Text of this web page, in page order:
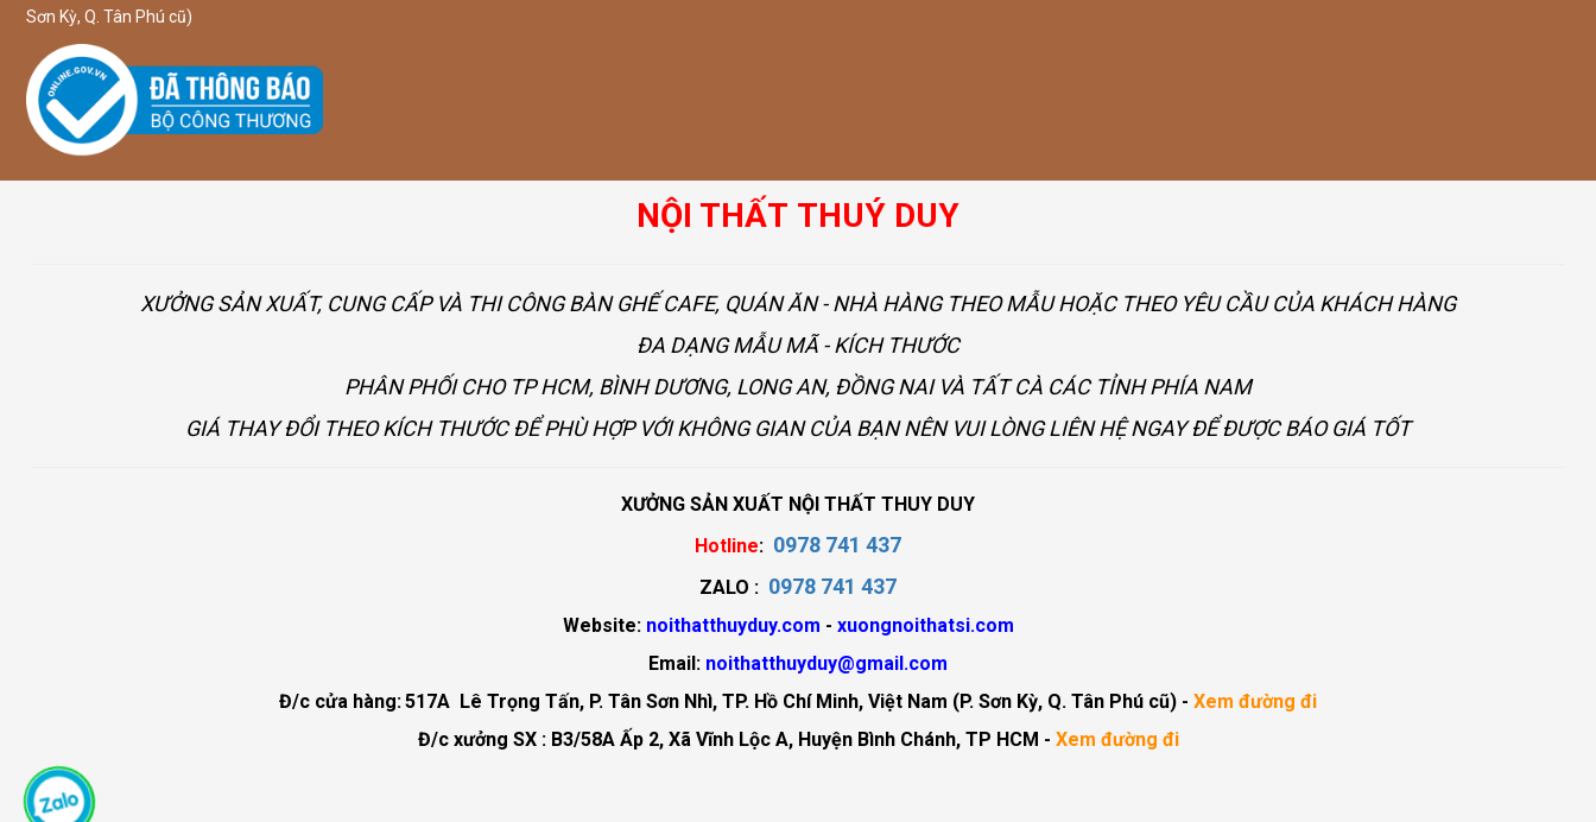
Sơn Kỳ, Q. Tân Phú cũ)
NỘI THẤT THUÝ DUY
XƯỞNG SẢN XUẤT, CUNG CẤP VÀ THI CÔNG BÀN GHẾ CAFE, QUÁN ĂN - NHÀ HÀNG THEO MẪU HOẶC THEO YÊU CẦU CỦA KHÁCH HÀNG
ĐA DẠNG MẪU MÃ - KÍCH THƯỚC
PHÂN PHỐI CHO TP HCM, BÌNH DƯƠNG, LONG AN, ĐỒNG NAI VÀ TẤT CÀ CÁC TỈNH PHÍA NAM
GIÁ THAY ĐỔI THEO KÍCH THƯỚC ĐỂ PHÙ HỢP VỚI KHÔNG GIAN CỦA BẠN NÊN VUI LÒNG LIÊN HỆ NGAY ĐỂ ĐƯỢC BÁO GIÁ TỐT
XƯỞNG SẢN XUẤT NỘI THẤT THUY DUY
Hotline: 0978 741 437
ZALO : 0978 741 437
Website: noithatthuyduy.com - xuongnoithatsi.com
Email: noithatthuyduy@gmail.com
Đ/c cửa hàng:517A Lê Trọng Tấn, P. Tân Sơn Nhì, TP. Hồ Chí Minh, Việt Nam (P. Sơn Kỳ, Q. Tân Phú cũ) - Xem đường đi
Đ/c xưởng SX : B3/58A Ấp 2, Xã Vĩnh Lộc A, Huyện Bình Chánh, TP HCM - Xem đường đi